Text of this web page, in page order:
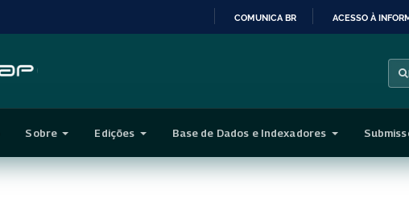
CONTEÚDO
COMUNICA BR ACESSO À
Sobre Edições Base de Dados e Indexadores